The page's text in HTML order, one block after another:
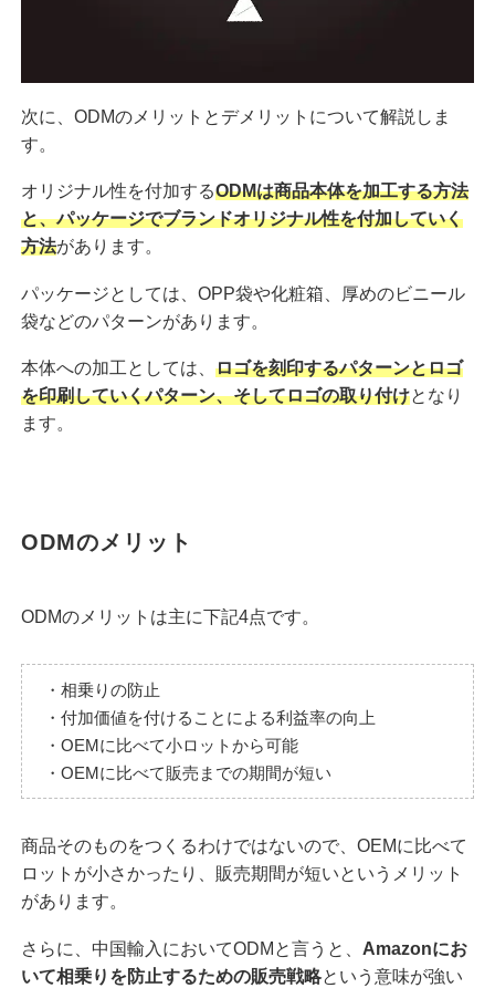
次に、ODMのメリットとデメリットについて解説しま
す。
オリジナル性を付加するODMは商品本体を加工する方法
と、パッケージでブランドオリジナル性を付加していく
方法があります。
パッケージとしては、OPP袋や化粧箱、厚めのビニール
袋などのパターンがあります。
本体への加工としては、 ロゴを刻印するパターンとロゴ
を印刷していくパターン、そしてロゴの取り付けとなり
ます。
ODMのメリット
ODMのメリットは主に下記4点です。
・相乗りの防止
・付加価値を付けることによる利益率の向上
・OEMに比べて小ロットから可能
・OEMに比べて販売までの期間が短い
商品そのものをつくるわけではないので、OEMに比べて
ロットが小さかったり、販売期間が短いというメリット
があります。
さらに、中国輸入においてODMと言うと、 Amazonにお
いて相乗りを防止するための販売戦略という意味が強い